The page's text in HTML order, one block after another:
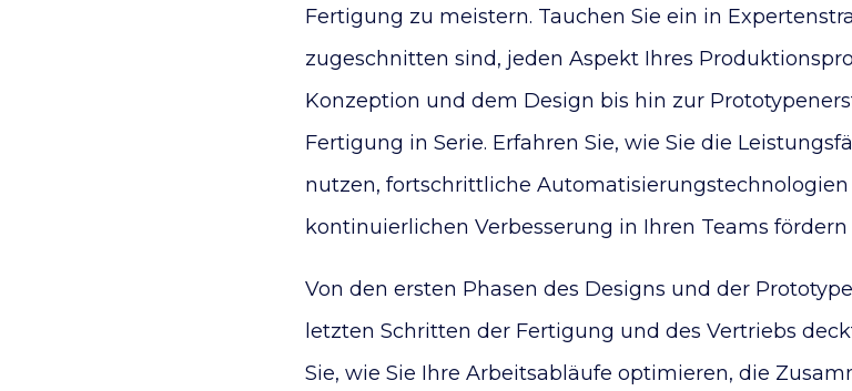
Fertigung zu meistern. Tauchen Sie ein in
zugeschnitten sind, jeden Aspekt Ihres
Konzeption und dem Design bis hin zur
Fertigung in Serie. Erfahren Sie, wie Sie die
nutzen, fortschrittliche
kontinuierlichen Verbesserung in Ihren Teams fördern
Von den ersten Phasen des Designs und der
letzten Schritten der Fertigung und des Vertriebs
Sie, wie Sie Ihre Arbeitsabläufe optimieren, die